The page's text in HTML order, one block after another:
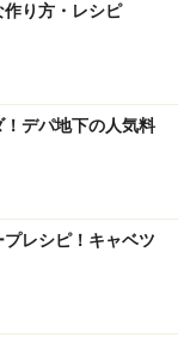
れ、160度（低
、水分を拭った
かい泡が出てく
り方・レシピ
デパ地下の人気料
レシピ！キャベツ